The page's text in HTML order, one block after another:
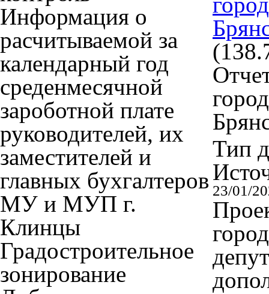
Информация о
расчитываемой за
календарный год
среденмесячной
зароботной плате
руководителей, их
заместителей и
главных бухгалтеров
МУ и МУП г.
Клинцы
Градостроительное
зонирование
Тип
23/01/